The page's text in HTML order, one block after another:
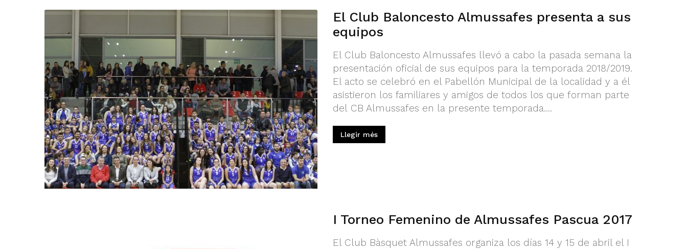
El Club Baloncesto Almussafes presenta a sus
equipos
El Club Baloncesto Almussafes llevó a cabo la pasada semana la
presentación oficial de sus equipos para la temporada 2018/2019.
El acto se celebró en el Pabellón Municipal de la localidad y a él
asistieron los familiares y amigos de todos los que forman parte
del CB Almussafes en la presente temporada....
Llegir més
I Torneo Femenino de Almussafes Pascua 2017
El Club Bàsquet Almussafes organiza los días 14 y 15 de abril el I